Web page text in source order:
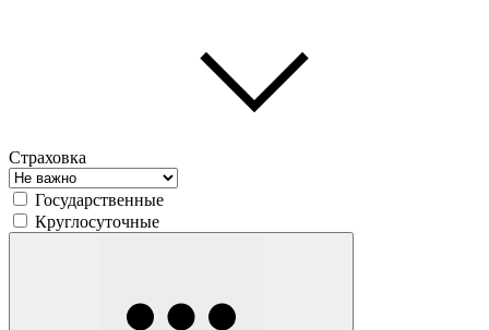
Страховка
Государственные
Круглосуточные